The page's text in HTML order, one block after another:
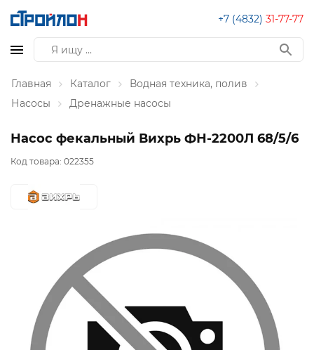
+7 (4832) 31-77-77
Главная Каталог
Водная техника, полив
Насосы
Дренажные насосы
Насос фекальный Вихрь ФН-2200Л 68/5/6
Код товара: 022355